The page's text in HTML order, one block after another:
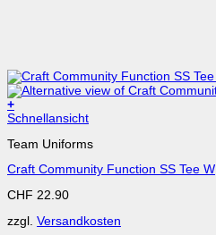
+
Dieses
weist
Varianten
Die
können
Schnellansicht
Team Uniforms
Craft Community Function SS Tee W
CHF 22.90
zzgl. Versandkosten